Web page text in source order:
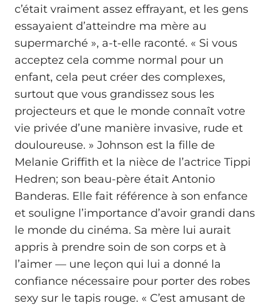
c’était vraiment assez effrayant, et les gens
essayaient d’atteindre ma mère au
supermarché », a-t-elle raconté. « Si vous
acceptez cela comme normal pour un
enfant, cela peut créer des complexes,
surtout que vous grandissez sous les
projecteurs et que le monde connaît votre
vie privée d’une manière invasive, rude et
douloureuse. » Johnson est la fille de
Melanie Griffith et la nièce de l’actrice Tippi
Hedren; son beau-père était Antonio
Banderas. Elle fait référence à son enfance
et souligne l’importance d’avoir grandi dans
le monde du cinéma. Sa mère lui aurait
appris à prendre soin de son corps et à
l’aimer — une leçon qui lui a donné la
confiance nécessaire pour porter des robes
sexy sur le tapis rouge. « C’est amusant de